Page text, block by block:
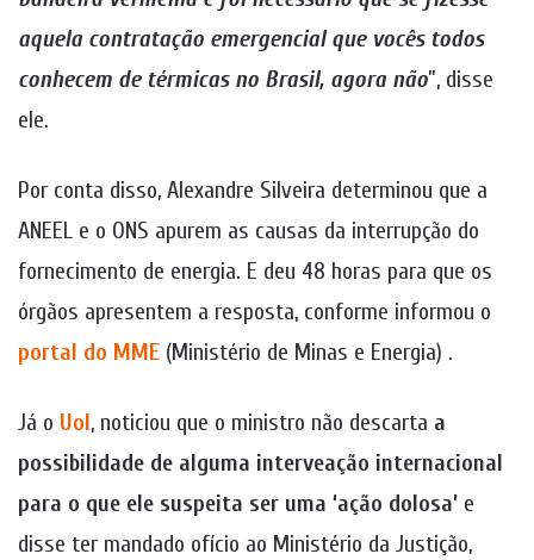
aquela contratação emergencial que vocês todos
conhecem de térmicas no Brasil, agora não”, disse
ele.
Por conta disso, Alexandre Silveira determinou que a
ANEEL e o ONS apurem as causas da interrupção do
fornecimento de energia. E deu 48 horas para que os
órgãos apresentem a resposta, conforme informou o
portal do MME (Ministério de Minas e Energia) .
Já o Uol, noticiou que o ministro não descarta a
possibilidade de alguma interveação internacional
para o que ele suspeita ser uma ‘ação dolosa’ e
disse ter mandado ofício ao Ministério da Justição,